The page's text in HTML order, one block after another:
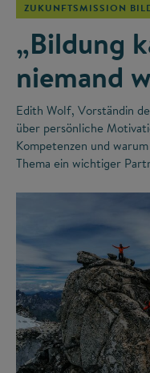
ZUKUNFTSMISSION
„Bildung
niemand
Edith Wolf, Vorständin
über persönliche
Kompetenzen und
Thema ein wichtiger